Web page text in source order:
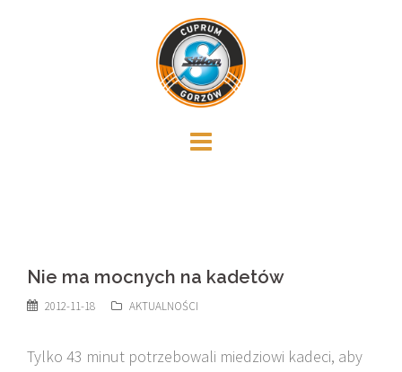
Nie ma mocnych na kadetów
2012-11-18 AKTUALNOŚCI
Tylko 43 minut potrzebowali miedziowi kadeci, aby